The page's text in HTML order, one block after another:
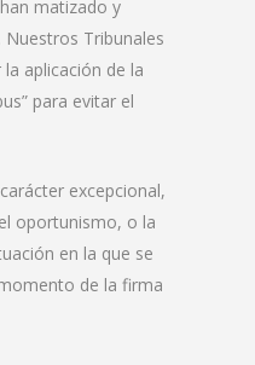
matizado y
Nuestros Tribunales
aplicación de la
para evitar el
excepcional,
oportunismo, o la
en la que se
de la firma